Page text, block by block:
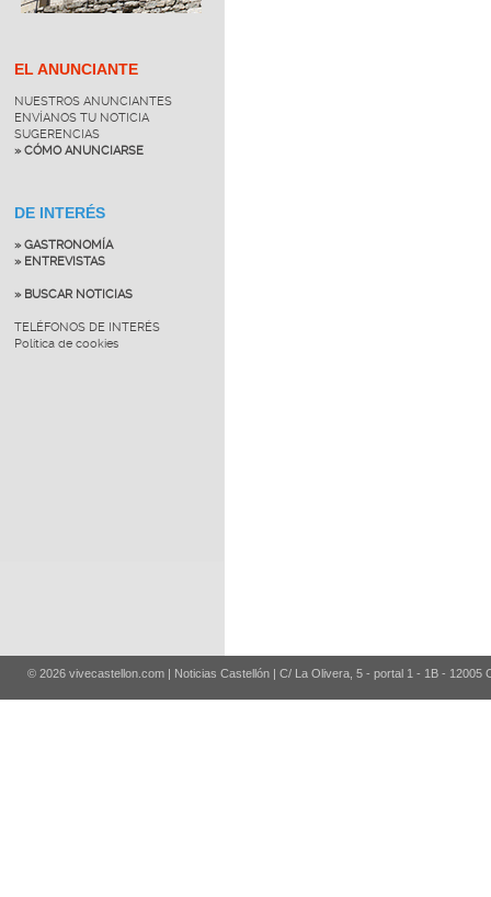
EL ANUNCIANTE
NUESTROS ANUNCIANTES
ENVÍANOS TU NOTICIA
SUGERENCIAS
» CÓMO ANUNCIARSE
DE INTERÉS
» GASTRONOMÍA
» ENTREVISTAS
» BUSCAR NOTICIAS
TELÉFONOS DE INTERÉS
Política de cookies
© 2026 vivecastellon.com | Noticias Castellón | C/ La Olivera, 5 - portal 1 - 1B - 12005